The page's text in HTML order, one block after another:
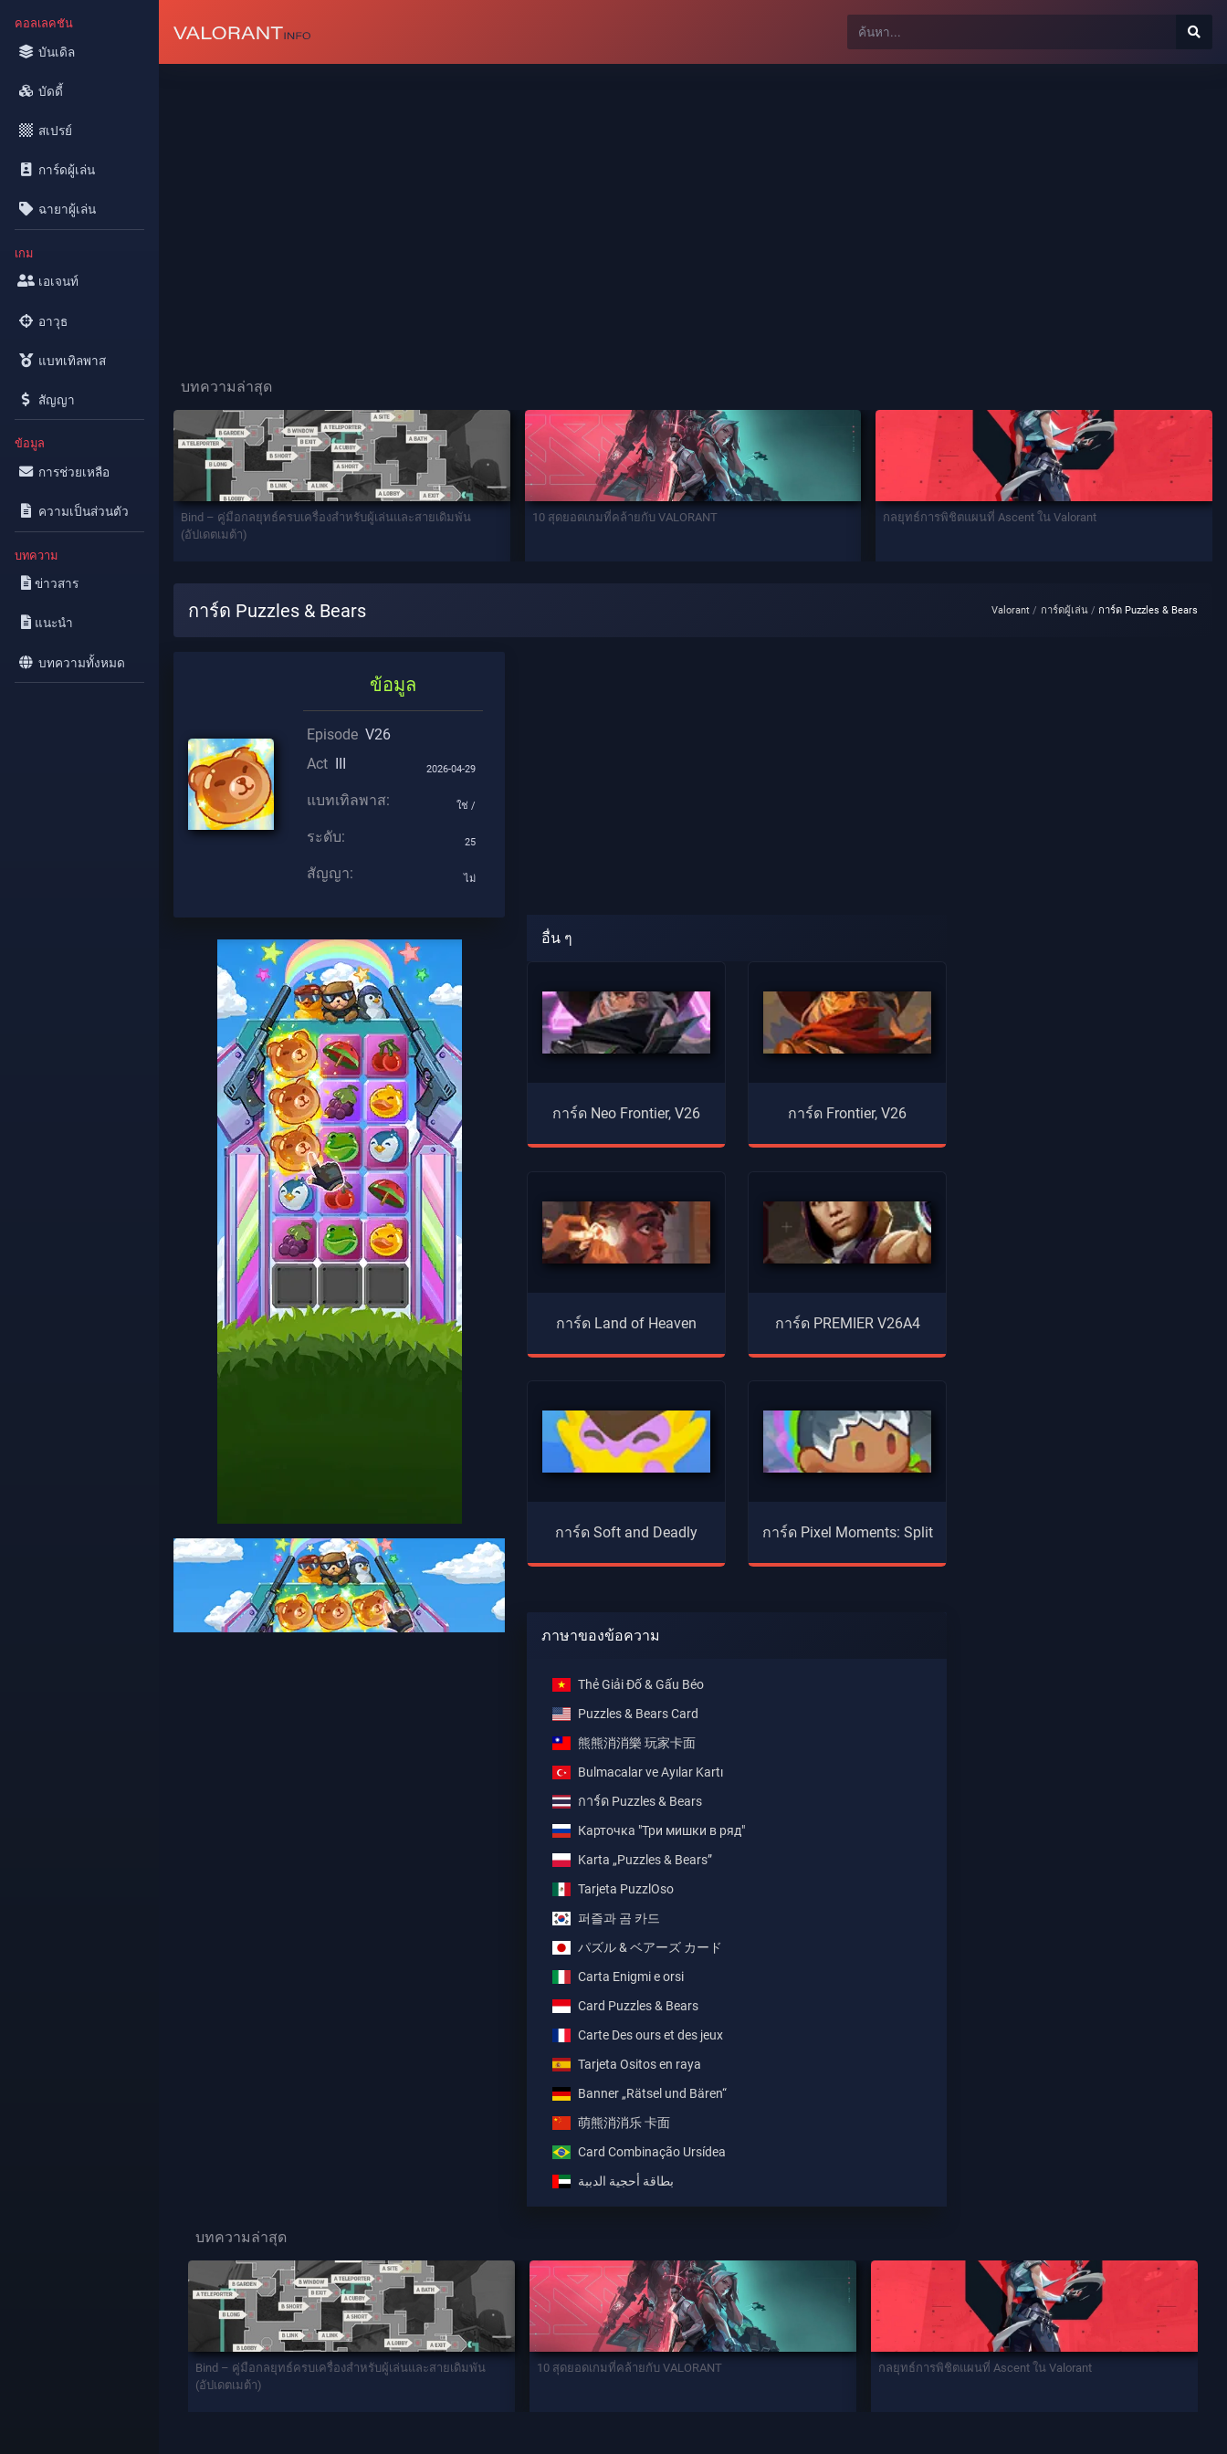
คอลเลคชัน
บันเดิล
บัดดี้
สเปรย์
การ์ดผู้เล่น
ฉายาผู้เล่น
เกม
เอเจนท์
อาวุธ
แบทเทิลพาส
สัญญา
ข้อมูล
การช่วยเหลือ
ความเป็นส่วนตัว
บทความ
ข่าวสาร
แนะนำ
บทความทั้งหมด
บทความล่าสุด
Bind – คู่มือกลยุทธ์ครบเครื่องสำหรับผู้เล่นและสายเดิมพัน
(อัปเดตเมต้า)
10 สุดยอดเกมที่คล้ายกับ VALORANT กลยุทธ์การพิชิตแผนที่ Ascent ใน Valorant
การ์ด Puzzles & Bears Valorant การ์ดผู้เล่น การ์ด Puzzles & Bears
ข้อมูล
Episode V26
Act III 2026-04-29
แบทเทิลพาส: ใช่ /
ระดับ: 25
สัญญา: ไม่
อื่น ๆ
การ์ด Neo Frontier, V26 การ์ด Frontier, V26
การ์ด Land of Heaven การ์ด PREMIER V26A4
การ์ด Soft and Deadly การ์ด Pixel Moments: Split
ภาษาของข้อความ
Thẻ Giải Đố & Gấu Béo
Puzzles & Bears Card
熊熊消消樂 玩家卡面
Bulmacalar ve Ayılar Kartı
การ์ด Puzzles & Bears
Карточка "Три мишки в ряд"
Karta „Puzzles & Bears”
Tarjeta PuzzlOso
퍼즐과 곰 카드
パズル & ベアーズ カード
Carta Enigmi e orsi
Card Puzzles & Bears
Carte Des ours et des jeux
Tarjeta Ositos en raya
Banner „Rätsel und Bären“
萌熊消消乐 卡面
Card Combinação Ursídea
بطاقة أحجية الدببة
บทความล่าสุด
Bind – คู่มือกลยุทธ์ครบเครื่องสำหรับผู้เล่นและสายเดิมพัน
(อัปเดตเมต้า)
10 สุดยอดเกมที่คล้ายกับ VALORANT กลยุทธ์การพิชิตแผนที่ Ascent ใน Valorant